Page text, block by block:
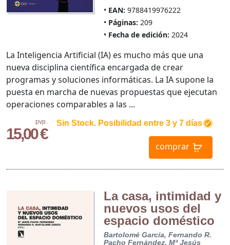
EAN: 9788419976222
Páginas: 209
Fecha de edición: 2024
pvp.
15,00 €
Sin Stock. Posibilidad entre 3 y 7 días
comprar
La Inteligencia Artificial (IA) es mucho más que una
nueva disciplina científica encargada de crear
programas y soluciones informáticas. La IA supone la
puesta en marcha de nuevas propuestas que ejecutan
operaciones comparables a las ...
La casa, intimidad y
nuevos usos del
espacio doméstico
Bartolomé García, Fernando R.
Pacho Fernández, Mª Jesús